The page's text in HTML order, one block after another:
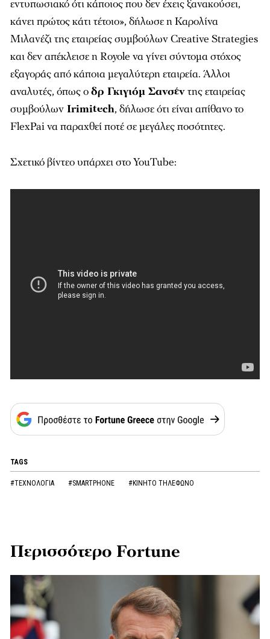
εντυπωσιακό ότι κάποιος που δεν έχεις ξανακούσει,
κάνει πρώτος κάτι τέτοιο», δήλωσε η Καρολίνα
Μιλανέζι της εταιρείας συμβούλων Creative Strategies
και δεν απέκλεισε η Royole να γίνει σύντομα στόχος
εξαγοράς από κάποια μεγαλύτερη εταιρεία. Άλλοι
αναλυτές, όπως οδρ Γκιγιόμ Σανσέντης εταιρείας
συμβούλων Irimitech, δήλωσε ότι είναι απίθανο το
FlexPai να παραχθεί ποτέ σε μεγάλες ποσότητες.
Σχετικό βίντεο υπάρχει στο YouTube:
TAGS
#ΤΕΧΝΟΛΟΓΙΑ #SMARTPHONE #ΚΙΝΗΤΟ ΤΗΛΕΦΩΝΟ
Περισσότερο Fortune